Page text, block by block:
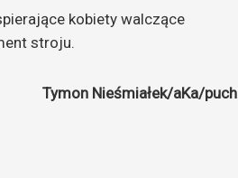
kobiety walczące
stroju.
Tymon Nieśmiałek/aKa/puch